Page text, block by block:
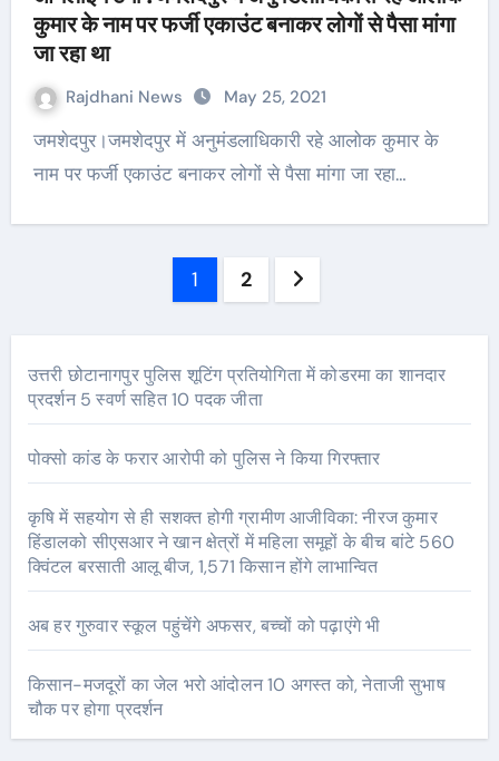
कुमार के नाम पर फर्जी एकाउंट बनाकर लोगों से पैसा मांगा
जा रहा था
Rajdhani News May 25, 2021
जमशेदपुर।जमशेदपुर में अनुमंडलाधिकारी रहे आलोक कुमार के
नाम पर फर्जी एकाउंट बनाकर लोगों से पैसा मांगा जा रहा…
1 2
उत्तरी छोटानागपुर पुलिस शूटिंग प्रतियोगिता में कोडरमा का शानदार
प्रदर्शन 5 स्वर्ण सहित 10 पदक जीता
पोक्सो कांड के फरार आरोपी को पुलिस ने किया गिरफ्तार
कृषि में सहयोग से ही सशक्त होगी ग्रामीण आजीविका: नीरज कुमार
हिंडालको सीएसआर ने खान क्षेत्रों में महिला समूहों के बीच बांटे 560
क्विंटल बरसाती आलू बीज, 1,571 किसान होंगे लाभान्वित
अब हर गुरुवार स्कूल पहुंचेंगे अफसर, बच्चों को पढ़ाएंगे भी
किसान-मजदूरों का जेल भरो आंदोलन 10 अगस्त को, नेताजी सुभाष
चौक पर होगा प्रदर्शन